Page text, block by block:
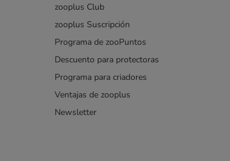
zooplus Club
zooplus Suscripción
Programa de zooPuntos
Descuento para protectoras
Programa para criadores
Ventajas de zooplus
Newsletter